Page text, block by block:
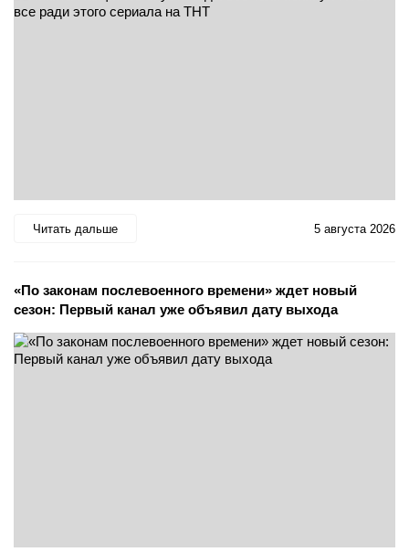
Читать дальше 5 августа 2026
«По законам послевоенного времени» ждет новый
сезон: Первый канал уже объявил дату выхода